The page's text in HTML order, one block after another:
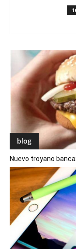
blog
Nuevo troyano